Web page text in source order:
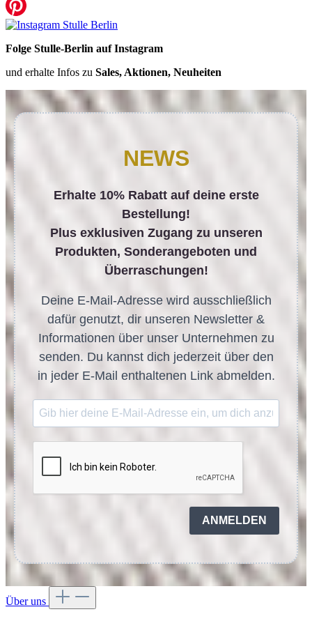
Folge Stulle-Berlin auf Instagram
und erhalte Infos zu Sales, Aktionen, Neuheiten
NEWS
Erhalte 10% Rabatt auf deine erste
Bestellung!
Plus exklusiven Zugang zu unseren
Produkten, Sonderangeboten und
Überraschungen!
Deine E-Mail-Adresse wird ausschließlich
dafür genutzt, dir unseren Newsletter &
Informationen über unser Unternehmen zu
senden. Du kannst dich jederzeit über den
in jeder E-Mail enthaltenen Link abmelden.
ANMELDEN
Über uns